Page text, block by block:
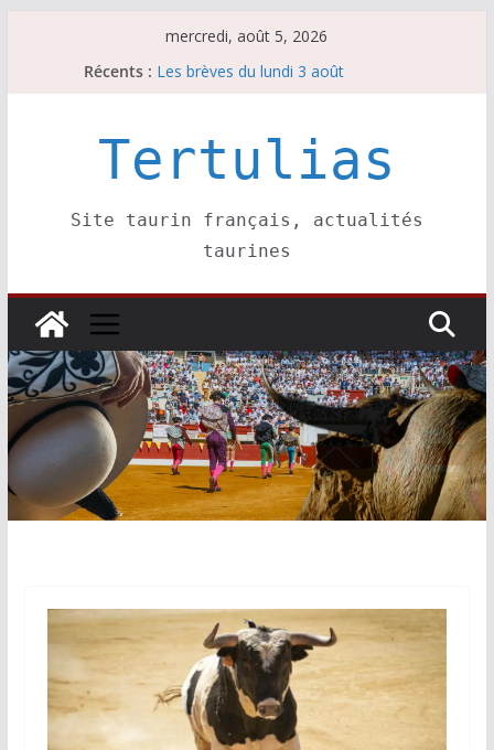
mercredi, août 5, 2026
Récents : Les brèves du lundi 3 août
Les brèves du mardi 4 août
La Sokamuturra de Pasai Donibane
Tertulias
Site taurin français, actualités
taurines